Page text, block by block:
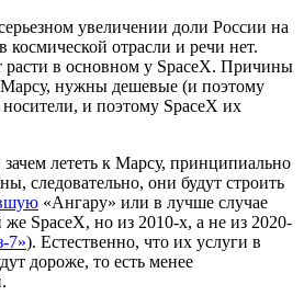
увеличении доли России на
отрасли и речи нет.
расти в основном у SpaceX. Причины
Марсу, нужны дешевые (и поэтому
и поэтому SpaceX их
лететь к Марсу, принципиально
следовательно, они будут строить
«Ангару» или в лучше случае
же SpaceX, но из 2010-х, а не из 2020-
7»). Естественно, что их услуги в
дороже, то есть менее